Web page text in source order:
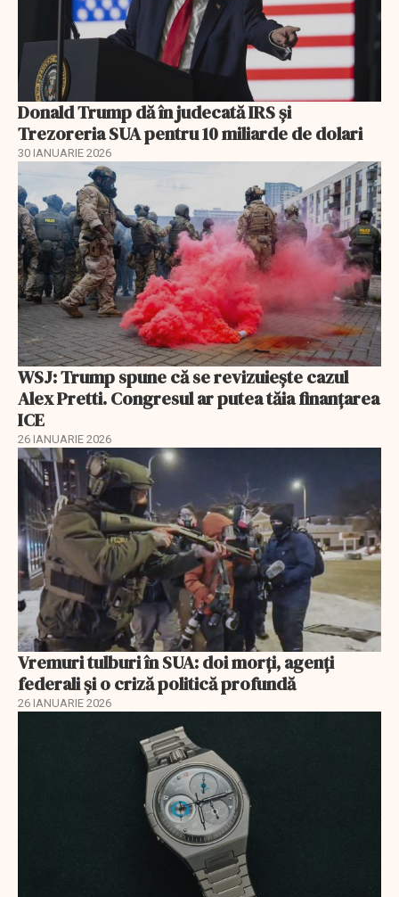
Donald Trump dă în judecată IRS și
Trezoreria SUA pentru 10 miliarde de dolari
30 IANUARIE 2026
WSJ: Trump spune că se revizuiește cazul
Alex Pretti. Congresul ar putea tăia finanțarea
ICE
26 IANUARIE 2026
Vremuri tulburi în SUA: doi morți, agenți
federali și o criză politică profundă
26 IANUARIE 2026